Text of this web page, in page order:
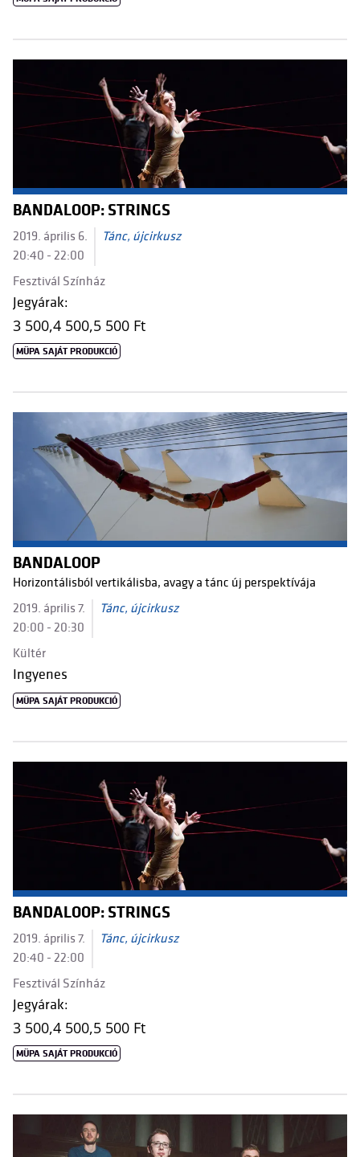
BANDALOOP: STRINGS
2019. április 6.
20:40 - 22:00
Tánc, újcirkusz
Fesztivál Színház
Jegyárak:
3 500,4 500,5 500 Ft
MÜPA SAJÁT PRODUKCIÓ
BANDALOOP
Horizontálisból vertikálisba, avagy a tánc új perspektívája
2019. április 7.
20:00 - 20:30
Tánc, újcirkusz
Kültér
Ingyenes
MÜPA SAJÁT PRODUKCIÓ
BANDALOOP: STRINGS
2019. április 7.
20:40 - 22:00
Tánc, újcirkusz
Fesztivál Színház
Jegyárak:
3 500,4 500,5 500 Ft
MÜPA SAJÁT PRODUKCIÓ